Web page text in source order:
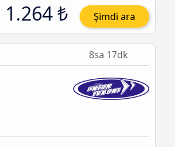
1.264 ₺ Şimdi ara
8sa 17dk